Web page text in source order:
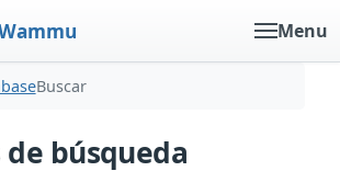
Menu
Buscar
de búsqueda